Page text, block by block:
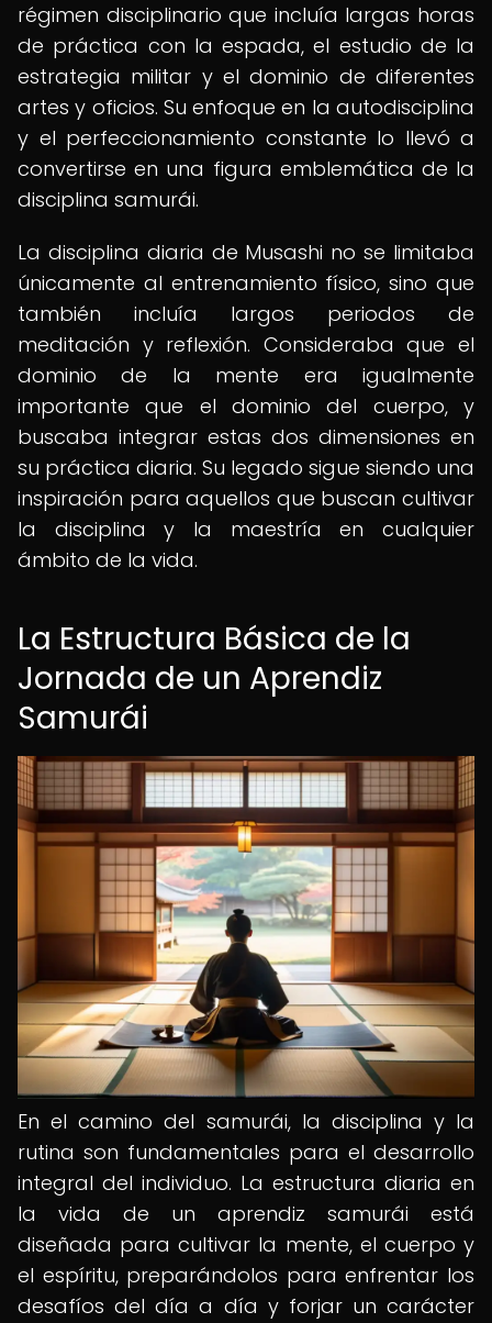
régimen disciplinario que incluía largas horas
de práctica con la espada, el estudio de la
estrategia militar y el dominio de diferentes
artes y oficios. Su enfoque en la autodisciplina
y el perfeccionamiento constante lo llevó a
convertirse en una figura emblemática de la
disciplina samurái.
La disciplina diaria de Musashi no se limitaba
únicamente al entrenamiento físico, sino que
también incluía largos periodos de
meditación y reflexión. Consideraba que el
dominio de la mente era igualmente
importante que el dominio del cuerpo, y
buscaba integrar estas dos dimensiones en
su práctica diaria. Su legado sigue siendo una
inspiración para aquellos que buscan cultivar
la disciplina y la maestría en cualquier
ámbito de la vida.
La Estructura Básica de la
Jornada de un Aprendiz
Samurái
En el camino del samurái, la disciplina y la
rutina son fundamentales para el desarrollo
integral del individuo. La estructura diaria en
la vida de un aprendiz samurái está
diseñada para cultivar la mente, el cuerpo y
el espíritu, preparándolos para enfrentar los
desafíos del día a día y forjar un carácter